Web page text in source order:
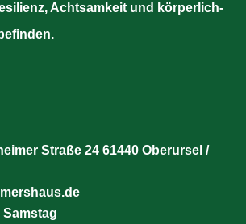
Achtsamkeit und körperlich-
Straße 24 61440 Oberursel /
Samstag